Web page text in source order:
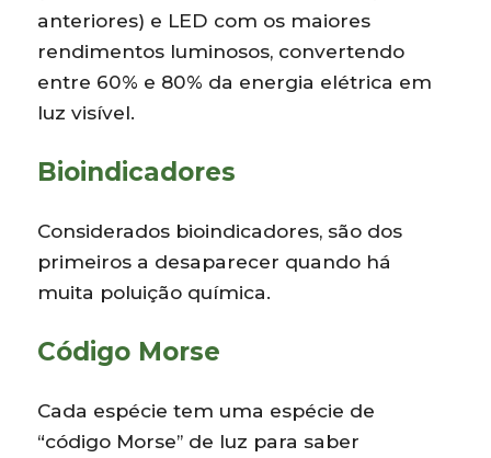
anteriores) e LED com os maiores
rendimentos luminosos, convertendo
entre 60% e 80% da energia elétrica em
luz visível.
Bioindicadores
Considerados bioindicadores, são dos
primeiros a desaparecer quando há
muita poluição química.
Código Morse
Cada espécie tem uma espécie de
“código Morse” de luz para saber